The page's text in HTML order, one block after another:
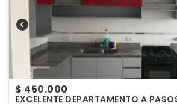
$ 450.000
EXCELENTE DEPARTAMENTO A